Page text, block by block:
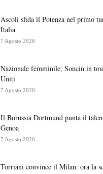
Ascoli sfida il Potenza nel primo
Italia
7 Agosto 2026
Nazionale femminile, Soncin in
Uniti
7 Agosto 2026
Il Borussia Dortmund punta il
Genoa
7 Agosto 2026
Torriani convince il Milan: ora la